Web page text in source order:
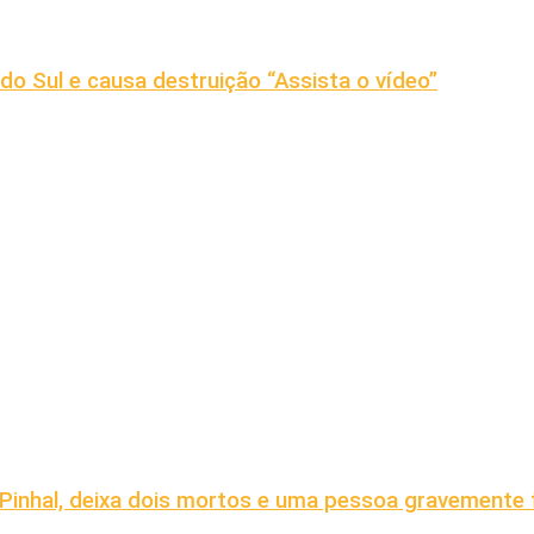
Sul e causa destruição “Assista o vídeo”
deixa dois mortos e uma pessoa gravemente